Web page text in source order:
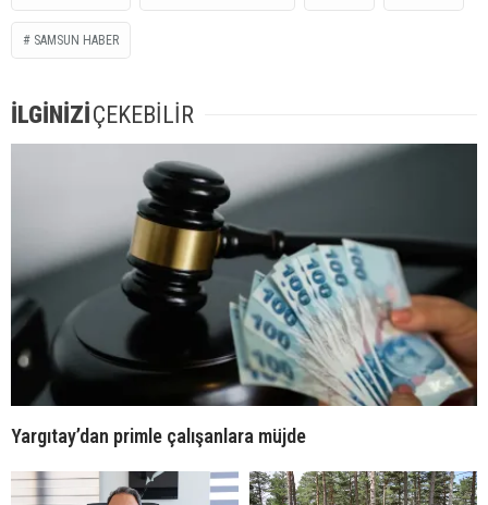
SAMSUN HABER
İLGİNİZİÇEKEBİLİR
Yargıtay’dan primle çalışanlara müjde